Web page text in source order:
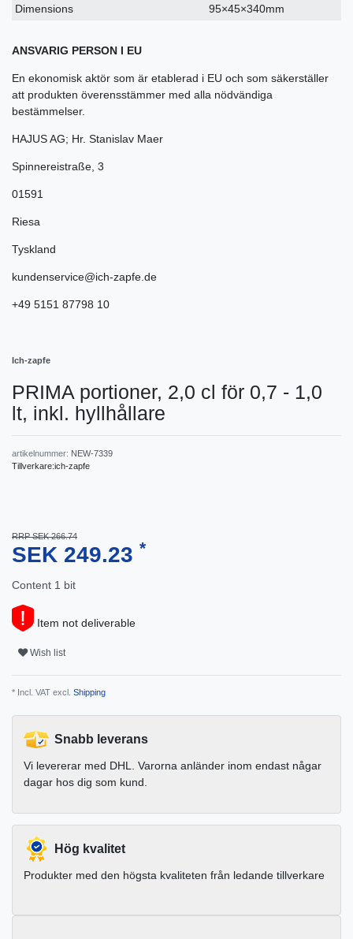
Dimensions
95×45×340mm
ANSVARIG PERSON I EU
En ekonomisk aktör som är etablerad i EU och som säkerställer
att produkten överensstämmer med alla nödvändiga
bestämmelser.
HAJUS AG; Hr. Stanislav Maer
Spinnereistraße 3
01591
Riesa
Tyskland
kundenservice@ich-zapfe.de
+49 5151 87798 10
Ich-zapfe
PRIMA portioner, 2,0 cl för 0,7 - 1,0
lt, inkl. hyllhållare
artikelnummer: NEW-7339
Tillverkare:ich-zapfe
RRP SEK 266.74
SEK 249.23 *
Content 1 bit
Item not deliverable
Wish list
* Incl. VAT excl. Shipping
Snabb leverans
Vi levererar med DHL. Varorna anländer inom endast någar
dagar hos dig som kund.
Hög kvalitet
Produkter med den högsta kvaliteten från ledande tillverkare